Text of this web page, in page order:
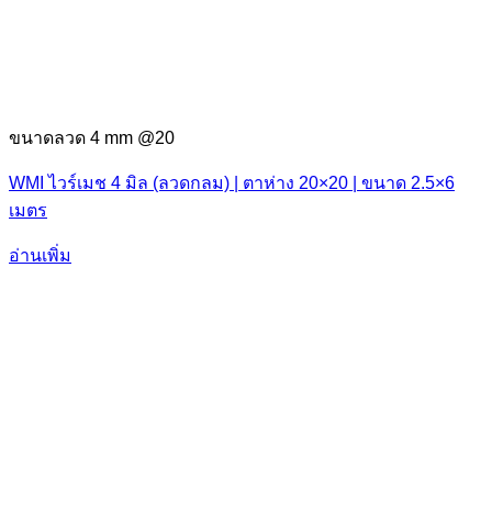
ขนาดลวด 4 mm @20
WMI ไวร์เมช 4 มิล (ลวดกลม) | ตาห่าง 20×20 | ขนาด 2.5×6
เมตร
อ่านเพิ่ม